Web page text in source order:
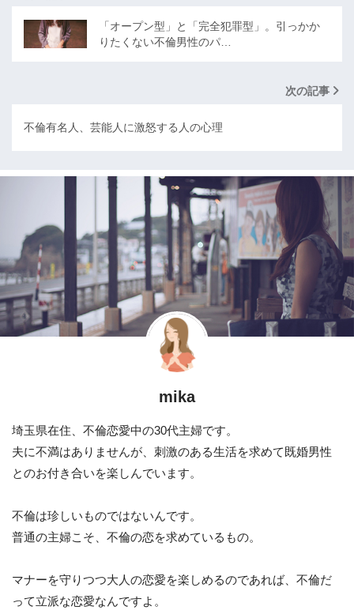
「オープン型」と「完全犯罪型」。引っかか
りたくない不倫男性のパ…
次の記事
不倫有名人、芸能人に激怒する人の心理
mika
埼玉県在住、不倫恋愛中の30代主婦です。
夫に不満はありませんが、刺激のある生活を求めて既婚男性
とのお付き合いを楽しんでいます。
不倫は珍しいものではないんです。
普通の主婦こそ、不倫の恋を求めているもの。
マナーを守りつつ大人の恋愛を楽しめるのであれば、不倫だ
って立派な恋愛なんですよ。